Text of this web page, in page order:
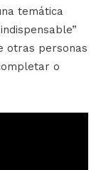
temática
otras personas
o